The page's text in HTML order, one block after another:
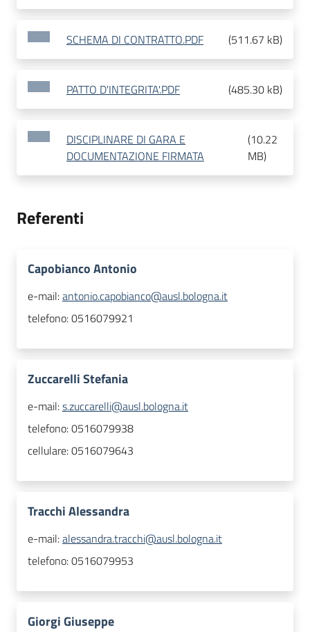
SCHEMA DI CONTRATTO.PDF (511.67 kB)
PATTO D'INTEGRITA'.PDF (485.30 kB)
DISCIPLINARE DI GARA E
DOCUMENTAZIONE FIRMATA
(10.22
MB)
Referenti
Capobianco Antonio
e-mail:antonio.capobianco@ausl.bologna.it
telefono:0516079921
Zuccarelli Stefania
e-mail:s.zuccarelli@ausl.bologna.it
telefono:0516079938
cellulare:0516079643
Tracchi Alessandra
e-mail:alessandra.tracchi@ausl.bologna.it
telefono:0516079953
Giorgi Giuseppe